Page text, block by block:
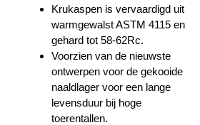
Krukaspen is vervaardigd uit
warmgewalst ASTM 4115 en
gehard tot 58-62Rc.
Voorzien van de nieuwste
ontwerpen voor de gekooide
naaldlager voor een lange
levensduur bij hoge
toerentallen.